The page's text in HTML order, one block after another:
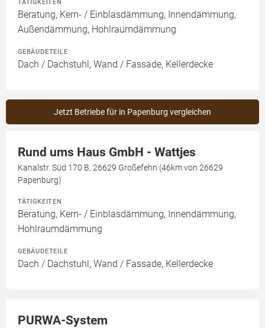
TÄTIGKEITEN
Beratung, Kern- / Einblasdämmung, Innendämmung,
Außendämmung, Hohlraumdämmung
GEBÄUDETEILE
Dach / Dachstuhl, Wand / Fassade, Kellerdecke
Jetzt Betriebe für in Papenburg vergleichen
Rund ums Haus GmbH - Wattjes
Kanalstr. Süd 170 B, 26629 Großefehn (46km von 26629
Papenburg)
TÄTIGKEITEN
Beratung, Kern- / Einblasdämmung, Innendämmung,
Hohlraumdämmung
GEBÄUDETEILE
Dach / Dachstuhl, Wand / Fassade, Kellerdecke
PURWA-System